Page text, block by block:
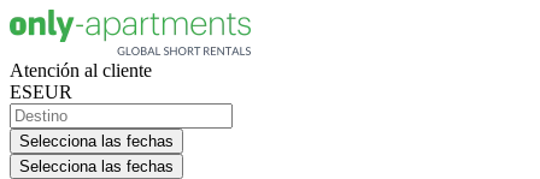
Atención al cliente
ESEUR
Selecciona las fechas
Selecciona las fechas